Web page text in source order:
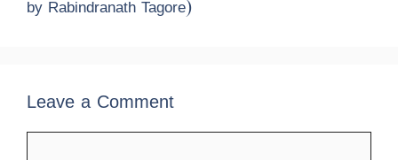
by Rabindranath Tagore)
Leave a Comment